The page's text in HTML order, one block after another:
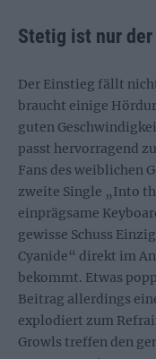
Stetig ist nur der
Der Einstieg fällt
braucht einige
guten
passt hervorragend
Fans des weiblichen
zweite Single „Into
einprägsame
gewisse Schuss
Cyanide“ direkt im
bekommt. Etwas
Beitrag allerdings
explodiert zum
Growls treffen den